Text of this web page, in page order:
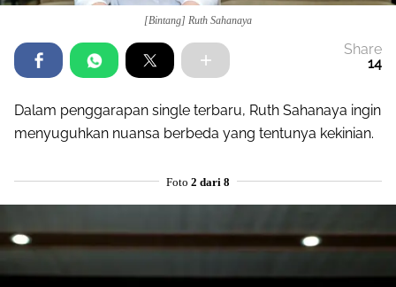
[Bintang] Ruth Sahanaya
Share
14
Dalam penggarapan single terbaru, Ruth Sahanaya ingin
menyuguhkan nuansa berbeda yang tentunya kekinian.
Foto 2 dari 8